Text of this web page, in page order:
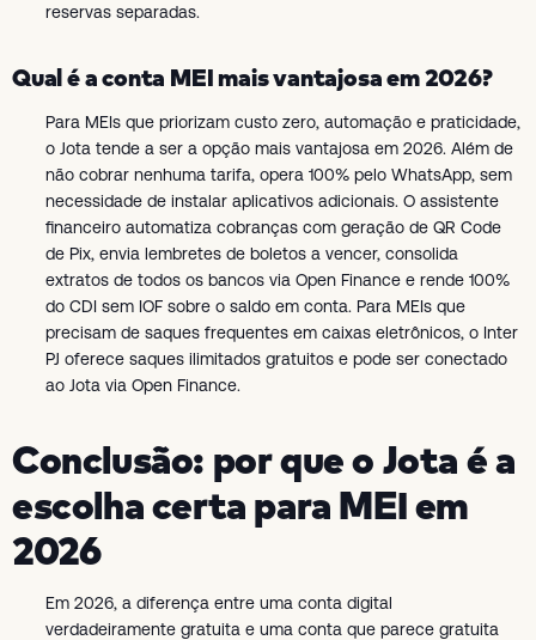
reservas separadas.
Qual é a conta MEI mais vantajosa em 2026?
Para MEIs que priorizam custo zero, automação e praticidade,
o Jota tende a ser a opção mais vantajosa em 2026. Além de
não cobrar nenhuma tarifa, opera 100% pelo WhatsApp, sem
necessidade de instalar aplicativos adicionais. O assistente
financeiro automatiza cobranças com geração de QR Code
de Pix, envia lembretes de boletos a vencer, consolida
extratos de todos os bancos via Open Finance e rende 100%
do CDI sem IOF sobre o saldo em conta. Para MEIs que
precisam de saques frequentes em caixas eletrônicos, o Inter
PJ oferece saques ilimitados gratuitos e pode ser conectado
ao Jota via Open Finance.
Conclusão: por que o Jota é a
escolha certa para MEI em
2026
Em 2026, a diferença entre uma conta digital
verdadeiramente gratuita e uma conta que parece gratuita